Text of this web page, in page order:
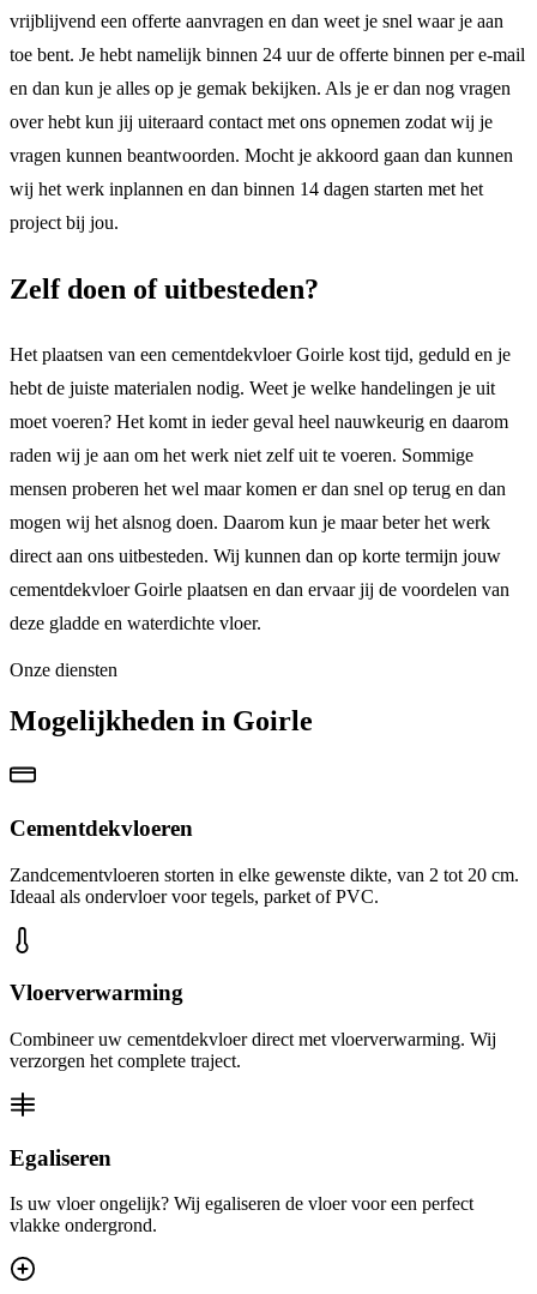
vrijblijvend een offerte aanvragen en dan weet je snel waar je aan
toe bent. Je hebt namelijk binnen 24 uur de offerte binnen per e-mail
en dan kun je alles op je gemak bekijken. Als je er dan nog vragen
over hebt kun jij uiteraard contact met ons opnemen zodat wij je
vragen kunnen beantwoorden. Mocht je akkoord gaan dan kunnen
wij het werk inplannen en dan binnen 14 dagen starten met het
project bij jou.
Zelf doen of uitbesteden?
Het plaatsen van een cementdekvloer Goirle kost tijd, geduld en je
hebt de juiste materialen nodig. Weet je welke handelingen je uit
moet voeren? Het komt in ieder geval heel nauwkeurig en daarom
raden wij je aan om het werk niet zelf uit te voeren. Sommige
mensen proberen het wel maar komen er dan snel op terug en dan
mogen wij het alsnog doen. Daarom kun je maar beter het werk
direct aan ons uitbesteden. Wij kunnen dan op korte termijn jouw
cementdekvloer Goirle plaatsen en dan ervaar jij de voordelen van
deze gladde en waterdichte vloer.
Onze diensten
Mogelijkheden in Goirle
Cementdekvloeren
Zandcementvloeren storten in elke gewenste dikte, van 2 tot 20 cm.
Ideaal als ondervloer voor tegels, parket of PVC.
Vloerverwarming
Combineer uw cementdekvloer direct met vloerverwarming. Wij
verzorgen het complete traject.
Egaliseren
Is uw vloer ongelijk? Wij egaliseren de vloer voor een perfect
vlakke ondergrond.